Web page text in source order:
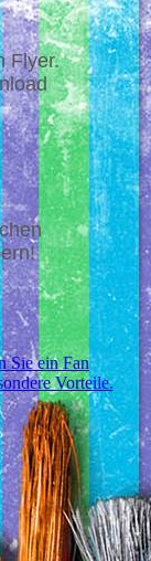
Flyer.
Sie ein Fan
Vorteile.